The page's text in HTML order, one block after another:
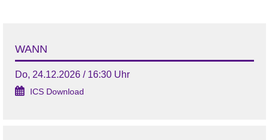
WANN
Do, 24.12.2026 / 16:30 Uhr
ICS Download